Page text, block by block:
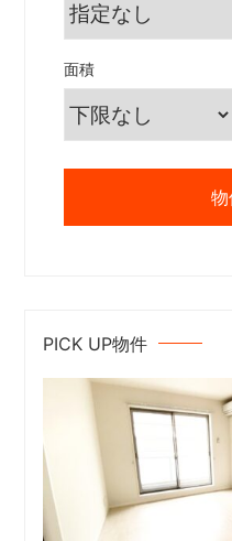
面積
PICK UP物件